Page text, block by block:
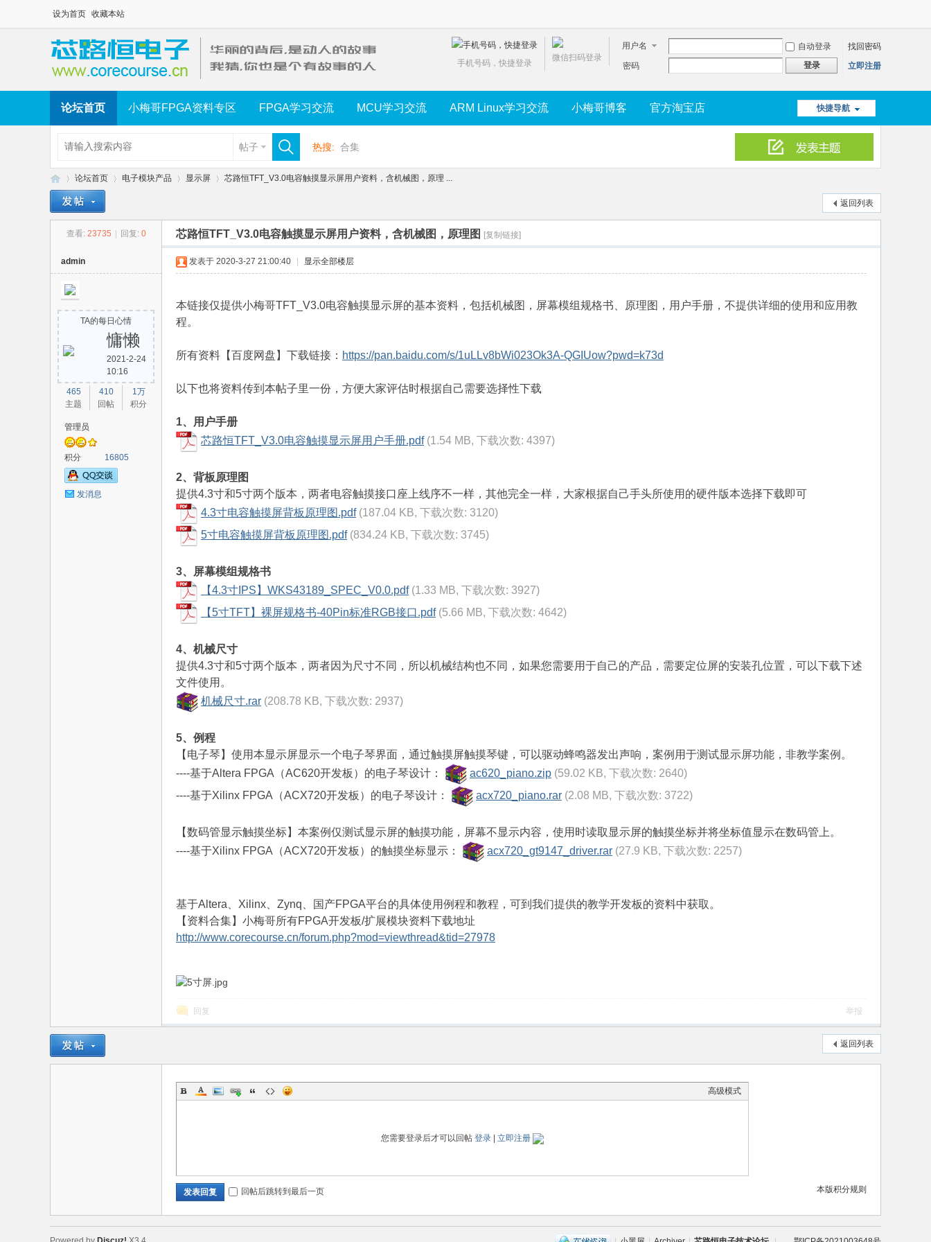
设为首页 收藏本站
用户名 自动登录
找回密码
密码
登录 立即注册
微信扫码登录
手机号码，快捷登录
快捷导航
论坛首页 小梅哥FPGA资料专区 FPGA学习交流 MCU学习交流 ARM Linux学习交流 小梅哥博客 官方淘宝店
帖子 热搜: 合集
路
论坛首页
›
电子模块产品 显示屏
›
芯路恒TFT_V3.0电容触摸显示屏用户资料，含机械图，原理 ...
返回列表
查看: 23735 回复: 0 芯路恒TFT_V3.0电容触摸显示屏用户资料，含机械图，原理图 [复制链接]
admin
TA的每日心情
慵懒
2021-2-24
10:16
465
主题
410
回帖
1万
积分
管理员
积分 16805
发消息
发表于 2020-3-27 21:00:40 显示全部楼层
本链接仅提供小梅哥TFT_V3.0电容触摸显示屏的基本资料，包括机械图，屏幕模组规格书、原理图，用户手册，不提供详细的使用和应用教
程。
所有资料【百度网盘】下载链接： https://pan.baidu.com/s/1uLLv8bWi023Ok3A-QGIUow?pwd=k73d
以下也将资料传到本帖子里一份，方便大家评估时根据自己需要选择性下载
1、用户手册
芯路恒TFT_V3.0电容触摸显示屏用户手册.pdf (1.54 MB, 下载次数: 4397)
2、背板原理图
提供4.3寸和5寸两个版本，两者电容触摸接口座上线序不一样，其他完全一样，大家根据自己手头所使用的硬件版本选择下载即可
4.3寸电容触摸屏背板原理图.pdf (187.04 KB, 下载次数: 3120)
5寸电容触摸屏背板原理图.pdf (834.24 KB, 下载次数: 3745)
3、屏幕模组规格书
【4.3寸IPS】WKS43189_SPEC_V0.0.pdf (1.33 MB, 下载次数: 3927)
【5寸TFT】裸屏规格书-40Pin标准RGB接口.pdf (5.66 MB, 下载次数: 4642)
4、机械尺寸
提供4.3寸和5寸两个版本，两者因为尺寸不同，所以机械结构也不同，如果您需要用于自己的产品，需要定位屏的安装孔位置，可以下载下述
文件使用。
机械尺寸.rar (208.78 KB, 下载次数: 2937)
5、例程
【电子琴】使用本显示屏显示一个电子琴界面，通过触摸屏触摸琴键，可以驱动蜂鸣器发出声响，案例用于测试显示屏功能，非教学案例。
----基于Altera FPGA（AC620开发板）的电子琴设计：
ac620_piano.zip (59.02 KB, 下载次数: 2640)
----基于Xilinx FPGA（ACX720开发板）的电子琴设计：
acx720_piano.rar (2.08 MB, 下载次数: 3722)
【数码管显示触摸坐标】本案例仅测试显示屏的触摸功能，屏幕不显示内容，使用时读取显示屏的触摸坐标并将坐标值显示在数码管上。
----基于Xilinx FPGA（ACX720开发板）的触摸坐标显示：
acx720_gt9147_driver.rar (27.9 KB, 下载次数: 2257)
基于Altera、Xilinx、Zynq、国产FPGA平台的具体使用例程和教程，可到我们提供的教学开发板的资料中获取。
【资料合集】小梅哥所有FPGA开发板/扩展模块资料下载地址
http://www.corecourse.cn/forum.php?mod=viewthread&tid=27978
回复 举报
返回列表
高级模式
您需要登录后才可以回帖 登录 立即注册
本版积分规则
发表回复 回帖后跳转到最后一页